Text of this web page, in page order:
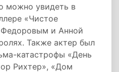
можно увидеть в
«Чистое
и Анной
Также актер был
катастрофы «День
Рихтер», «Дом